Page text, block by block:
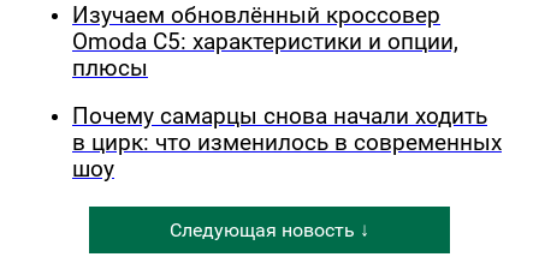
Изучаем обновлённый кроссовер
Omoda C5: характеристики и опции,
плюсы
Почему самарцы снова начали ходить
в цирк: что изменилось в современных
шоу
Следующая новость ↓